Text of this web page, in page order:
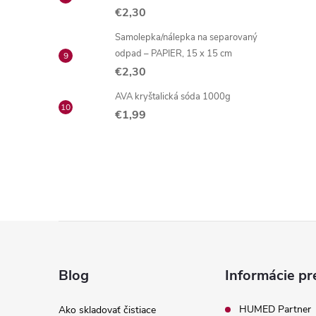
€2,30
Samolepka/nálepka na separovaný
odpad – PAPIER, 15 x 15 cm
€2,30
AVA kryštalická sóda 1000g
€1,99
Blog
Ako skladovať čistiace
Informácie
HUMED Partner